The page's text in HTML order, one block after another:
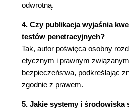
Skanowanie portów za
Skanowanie szybkie
Skanowanie usług
Ręczne interakcje
Podsumowanie
Przydatne materiały
odwrotną.
4. Czy publikacja wyjaśnia
testów penetracyjnych?
Tak, autor poświęca osobny
etycznym i prawnym
bezpieczeństwa, podkreślając
zgodnie z prawem.
5. Jakie systemy i środowiska